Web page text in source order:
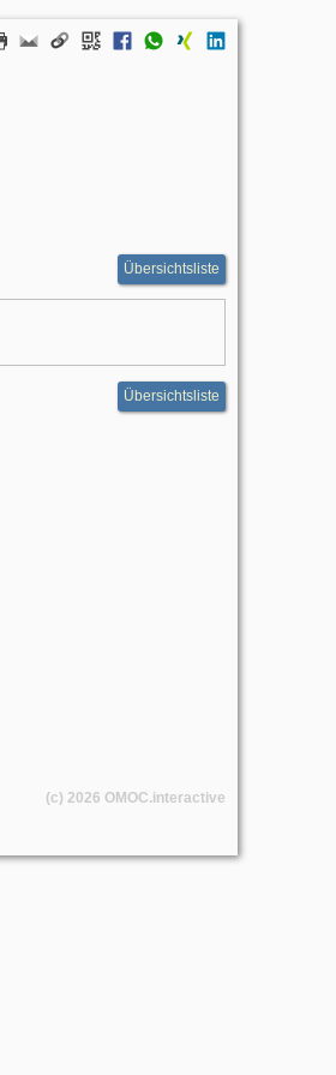
Übersichtsliste
Übersichtsliste
(c) 2026 OMOC.interactive